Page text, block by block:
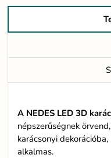
A NEDES LED 3D
népszerűségnek
karácsonyi
alkalmas.